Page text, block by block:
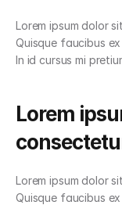
Lorem ipsum dolor
Quisque faucibus
In id cursus mi
Lorem
Lorem ipsum dolor
Quisque faucibus